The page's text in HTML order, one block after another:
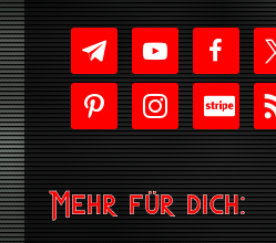
telegramyoutube-
play
facebookx
pinterestinstagram
cc-
stripe
rss
Mehr für dich: